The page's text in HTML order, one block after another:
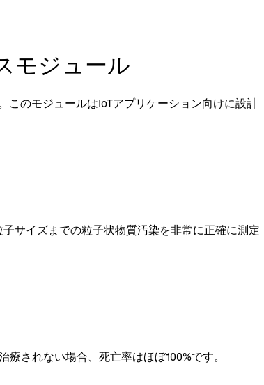
モジュール
このモジュールはIoTアプリケーション向けに設計
サイズまでの粒子状物質汚染を非常に正確に測定
されない場合、死亡率はほぼ100%です。